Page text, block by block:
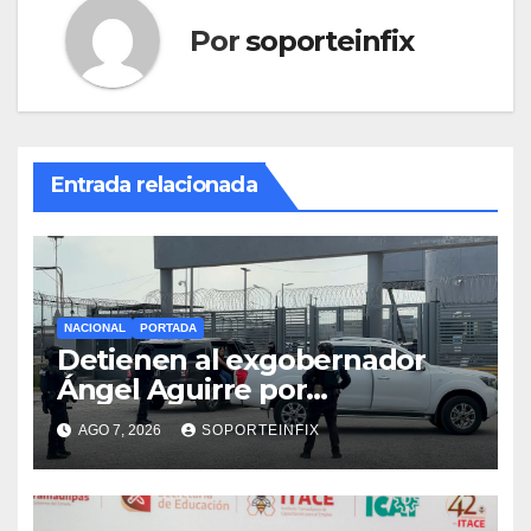
Porsoporteinfix
Entrada relacionada
NACIONAL PORTADA
Detienen al exgobernador
Ángel Aguirre por
obstrucción de la justicia en
el caso Ayotzinapa
AGO 7, 2026 SOPORTEINFIX